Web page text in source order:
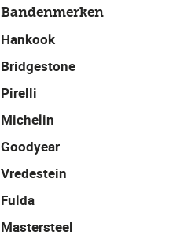
Bandenmerken
Hankook
Bridgestone
Pirelli
Michelin
Goodyear
Vredestein
Fulda
Mastersteel